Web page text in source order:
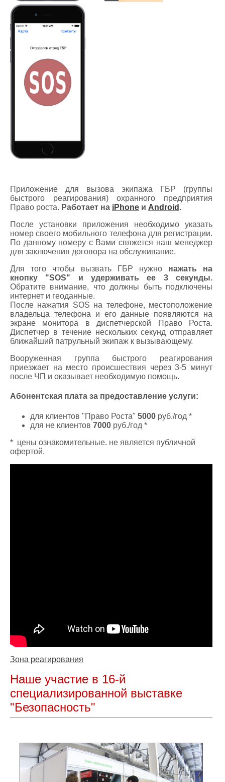
Приложение для вызова экипажа ГБР (группы
быстрого реагирования) охранного предприятия
Право роста. Работает на iPhone и Android .
После установки приложения необходимо указать
номер своего мобильного телефона для регистрации.
По данному номеру с Вами свяжется наш менеджер
для заключения договора на обслуживание.
Для того чтобы вызвать ГБР нужно нажать на
кнопку "SOS" и удерживать ее 3 секунды.
Обратите внимание, что должны быть подключены
интернет и геоданные.
После нажатия SOS на телефоне, местоположение
владельца телефона и его данные появляются на
экране монитора в диспетчерской Право Роста.
Диспетчер в течение нескольких секунд отправляет
ближайший патрульный экипаж к вызывающему.
Вооруженная группа быстрого реагирования
приезжает на место происшествия через 3-5 минут
после ЧП и оказывает необходимую помощь.
Абонентская плата за предоставление услуги:
для клиентов "Право Роста" 5000 руб./год *
для не клиентов 7000 руб./год *
* цены ознакомительные. не является публичной
офертой.
Зона реагирования
Наше участие в 16-й
специализированной выставке
"Безопасность"